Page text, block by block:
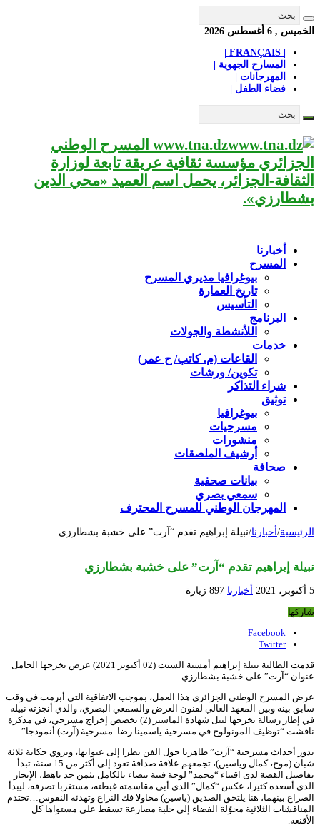
الخميس , 6 أغسطس 2026
المسارح الجهوية |
المهرجانات |
فضاء الطفل |
www.tna.dz المسرح الوطني
الجزائري مؤسسة ثقافية عريقة تابعة لوزارة
الثقافة-الجزائر، يحمل اسم العميد «محي الدين
بشطارزي».
أخبارنا
المسرح
بيوغرافيا مديري المسرح
تاريخ العمارة
التأسيس
البرنامج
اللأنشطة والجولات
خدمات
القاعات (م. كاتب/ ح عمر)
تكوين/ ورشات
شراء التذاكر
توثيق
بيوغرافيا
مسرحيات
منشورات
أرشيف الملصقات
صحافة
بيانات صحفية
سمعي بصري
المهرجان الوطني للمسرح المحترف
الرئيسية/ أخبارنا/نبيلة إبراهيم تقدم “آرت” على خشبة بشطارزي
نبيلة إبراهيم تقدم “آرت” على خشبة بشطارزي
5 أكتوبر، 2021 أخبارنا 897 زيارة
شاركها
Facebook
Twitter
قدمت الطالبة نبيلة إبراهيم أمسية السبت (02 أكتوبر 2021) عرض تخرجها الحامل
عنوان “آرت” على خشبة بشطارزي.
عرض المسرح الوطني الجزائري هذا العمل، بموجب الاتفاقية التي أبرمت في وقت
سابق بينه وبين المعهد العالي لفنون العرض والسمعي البصري، والذي أنجزته نبيلة
في إطار رسالة تخرجها لنيل شهادة الماستر (2) تخصص إخراج مسرحي، في مذكرة
ناقشت “توظيف المونولوج في مسرحية ياسمينا رضا..مسرحية (آرت) أنموذجا”.
تدور أحداث مسرحية “آرت” ظاهريا حول الفن نظرا إلى عنوانها، وتروي حكاية ثلاثة
شبان (موح، كمال وياسين)، تجمعهم علاقة صداقة تعود إلى أكثر من 15 سنة، تبدأ
تفاصيل القصة لدى اقتناء “محمد” لوحة فنية بيضاء بالكامل بثمن جد باهظ، الإنجاز
الذي أسعده كثيرا، عكس “كمال” الذي أبى مقاسمته غبطته، مستغربا تصرفه، ليبدأ
الصراع بينهما، هنا يلتحق الصديق (ياسين) محاولا فك النزاع وتهدئة النفوس…تحتدم
المناقشات الثلاثية محوّلة الفضاء إلى حلبة مصارعة تسقط على مستواها كل
الأقنعة.